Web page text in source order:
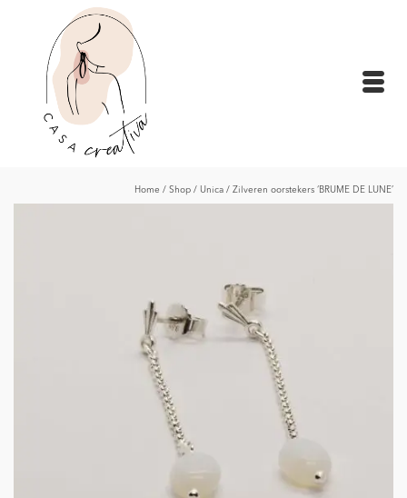
Home / Shop / Unica / Zilveren oorstekers ‘BRUME DE LUNE’